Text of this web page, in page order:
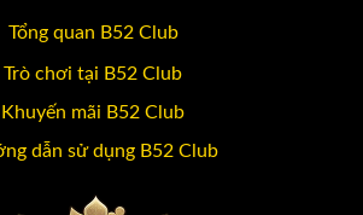
Tổng quan B52 Club
Trò chơi tại B52 Club
Khuyến mãi B52 Club
dẫn sử dụng B52 Club